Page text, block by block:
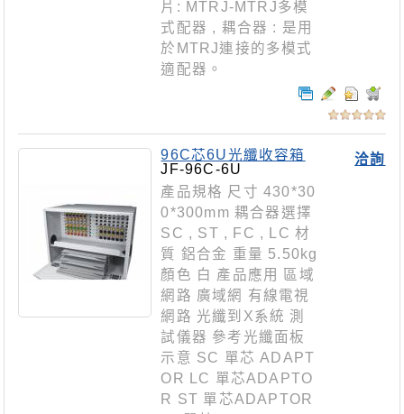
片: MTRJ-MTRJ多模
式配器 , 耦合器 : 是用
於MTRJ連接的多模式
適配器。
洽詢
96C芯6U光纖收容箱
JF-96C-6U
產品規格 尺寸 430*30
0*300mm 耦合器選擇
SC , ST , FC , LC 材
質 鋁合金 重量 5.50kg
顏色 白 產品應用 區域
網路 廣域網 有線電視
網路 光纖到X系統 測
試儀器 參考光纖面板
示意 SC 單芯 ADAPT
OR LC 單芯ADAPTO
R ST 單芯ADAPTOR